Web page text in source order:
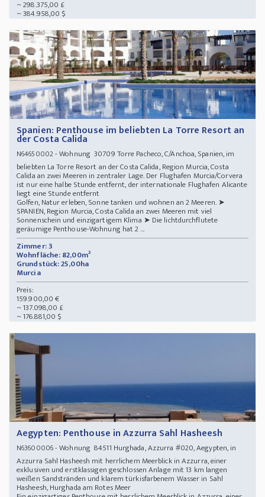
~ 298.375,00 £
~ 384.958,00 $
Spanien: Penthouse im beliebten La Torre Resort an
der Costa Calida
N64650002- Wohnung 30709 Torre Pacheco, C/Anchoa, Spanien, im
beliebten La Torre Resort an der Costa Calida, Region Murcia, Costa
Calida an zwei Meeren in zentraler Lage. Der Flughafen Murcia/Corvera
ist nur eine halbe Stunde entfernt, der internationale Flughafen Alicante
liegt eine Stunde entfernt
Golfen, Natur erleben, Sonne tanken und wohnen an 2 Meeren. ➤
SPANIEN, Region Murcia, Costa Calida an zwei Meeren mit viel
Sonnenschein und einzigartigem Klima ➤ Die lichtdurchflutete
geräumige Penthouse-Wohnung hat 2 ...
Zimmer: 3
Wohnfläche: 82,00m²
Grundstück: 25,00ha
Murcia
Preis:
159.900,00 €
~ 137.098,00 £
~ 176.881,00 $
Aegypten: Penthouse in Azzurra Sahl Hasheesh
N63600006- Wohnung 84511 Hurghada, Azzurra #020, Aegypten, in
Azzurra Sahl Hasheesh mit herrlichem Meerblick in Azzurra, einer
exklusiven und erstklassigen geschlossen Anlage mit 13 km langen
weißen Sandstränden und klarem türkisfarbenem Wasser in Sahl
Hasheesh, Hurghada am Rotes Meer